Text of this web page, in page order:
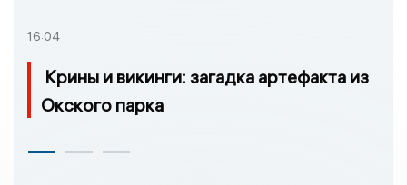
16:04
Крины и викинги: загадка артефакта из
Окского парка